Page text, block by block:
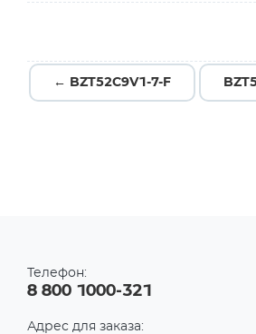
← BZT52C9V1-7-F
Телефон:
8 800 1000-321
Адрес для заказа: